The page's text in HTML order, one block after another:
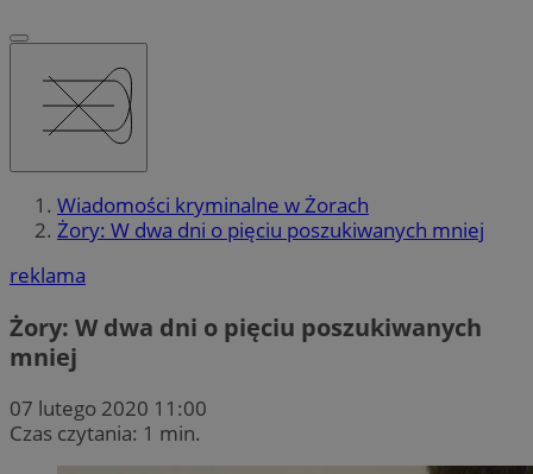
Wiadomości kryminalne w Żorach
Żory: W dwa dni o pięciu poszukiwanych mniej
reklama
Żory: W dwa dni o pięciu poszukiwanych
mniej
07 lutego 2020 11:00
Czas czytania: 1 min.